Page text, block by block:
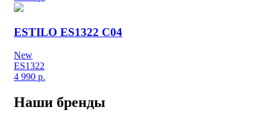
ESTILO ES1322 C04
New
ES1322
4 990 р.
Наши бренды